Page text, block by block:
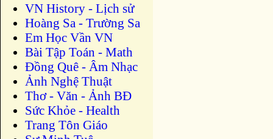
VN History - Lịch sử
Hoàng Sa - Trường Sa
Em Học Vần VN
Bài Tập Toán - Math
Đồng Quê - Âm Nhạc
Ảnh Nghệ Thuật
Thơ - Văn - Ảnh BĐ
Sức Khỏe - Health
Trang Tôn Giáo